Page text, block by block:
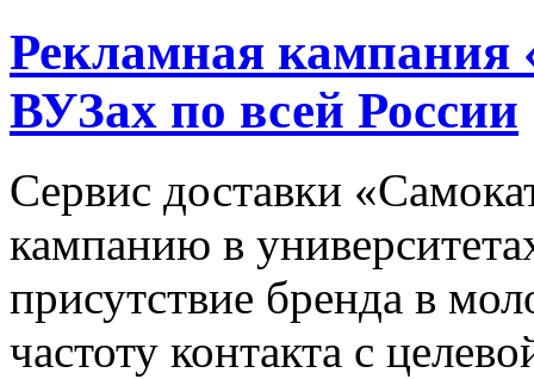
Рекламная кампания
ВУЗах по всей России
Сервис доставки
кампанию в
присутствие бренда в
частоту контакта с